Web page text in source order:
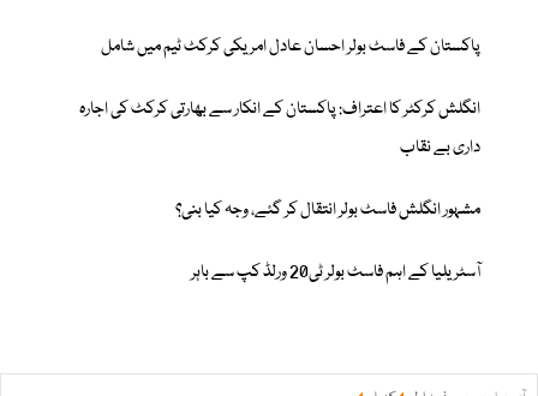
پاکستان کے فاسٹ بولر احسان عادل امریکی کرکٹ ٹیم میں شامل
انگلش کرکٹر کا اعتراف: پاکستان کے انکار سے بھارتی کرکٹ کی اجارہ
داری بے نقاب
مشہور انگلش فاسٹ بولر انتقال کر گئے، وجہ کیا بنی؟
آسٹریلیا کے اہم فاسٹ بولر ٹی20 ورلڈ کپ سے باہر